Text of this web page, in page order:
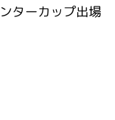
ターカップ出場